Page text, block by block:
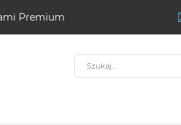
Premium
Szukaj